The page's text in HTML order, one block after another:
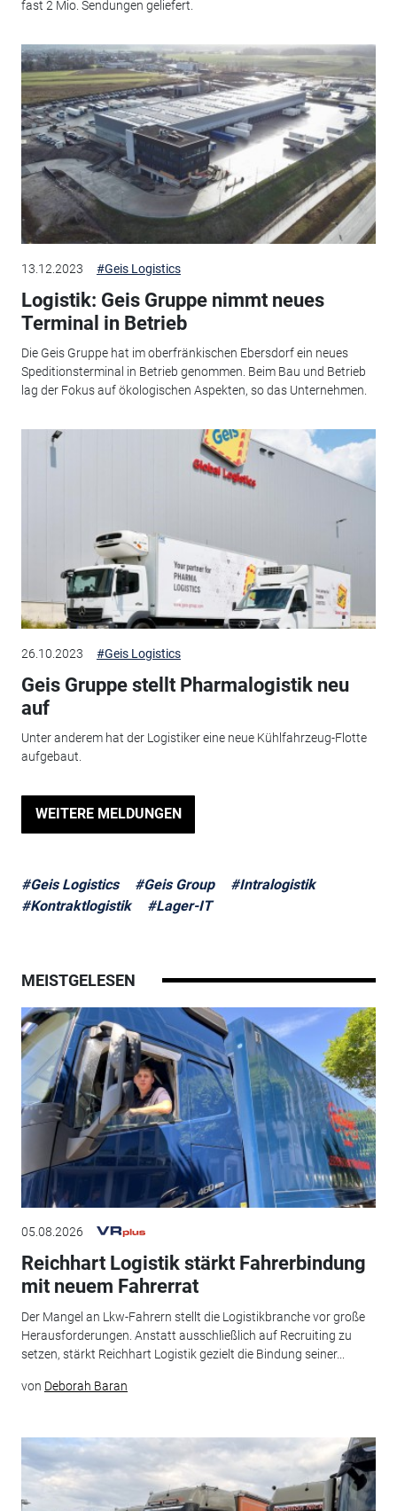
fast 2 Mio. Sendungen geliefert.
13.12.2023 #Geis Logistics
Logistik: Geis Gruppe nimmt neues
Terminal in Betrieb
Die Geis Gruppe hat im oberfränkischen Ebersdorf ein neues
Speditionsterminal in Betrieb genommen. Beim Bau und Betrieb
lag der Fokus auf ökologischen Aspekten, so das Unternehmen.
26.10.2023 #Geis Logistics
Geis Gruppe stellt Pharmalogistik neu
auf
Unter anderem hat der Logistiker eine neue Kühlfahrzeug-Flotte
aufgebaut.
WEITERE MELDUNGEN
#Geis Logistics #Geis Group
#Intralogistik
#Kontraktlogistik
#Lager-IT
MEISTGELESEN
05.08.2026
Reichhart Logistik stärkt Fahrerbindung
mit neuem Fahrerrat
Der Mangel an Lkw-Fahrern stellt die Logistikbranche vor große
Herausforderungen. Anstatt ausschließlich auf Recruiting zu
setzen, stärkt Reichhart Logistik gezielt die Bindung seiner...
von Deborah Baran